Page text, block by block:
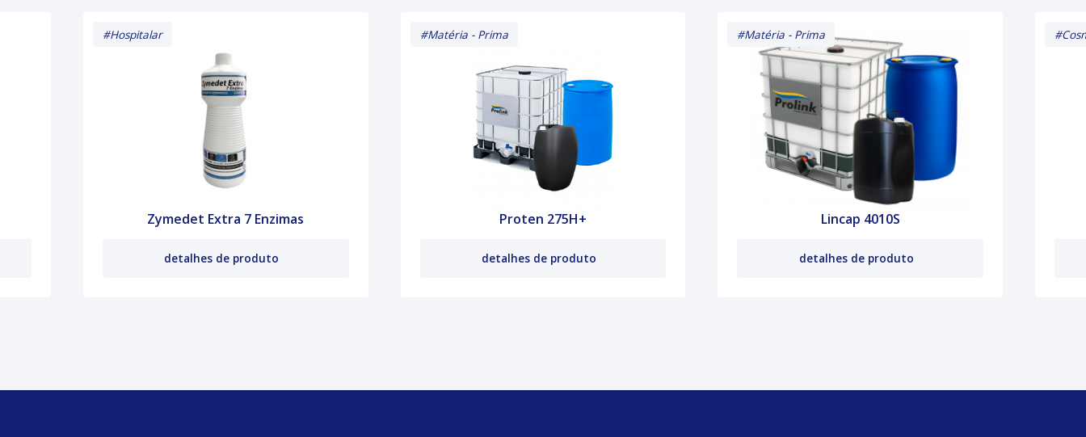
Zymedet Extra 7 Enzimas
detalhes de produto
#Hospitalar
Proten 275H+
detalhes de produto
#Matéria - Prima
Lincap 4010S
detalhes de produto
#Matéria - Prima